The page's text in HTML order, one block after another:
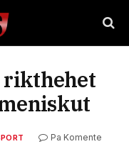
rikthehet
Pa Komente